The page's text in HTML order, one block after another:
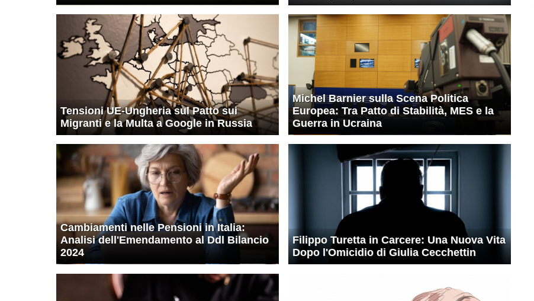
Tensioni UE-Ungheria sul Patto sui
Migranti e la Multa a Google in Russia
Michel Barnier sulla Scena Politica
Europea: Tra Patto di Stabilità, MES e la
Guerra in Ucraina
Cambiamenti nelle Pensioni in Italia:
Analisi dell'Emendamento al Ddl Bilancio
2024
Filippo Turetta in Carcere: Una Nuova Vita
Dopo l'Omicidio di Giulia Cecchettin